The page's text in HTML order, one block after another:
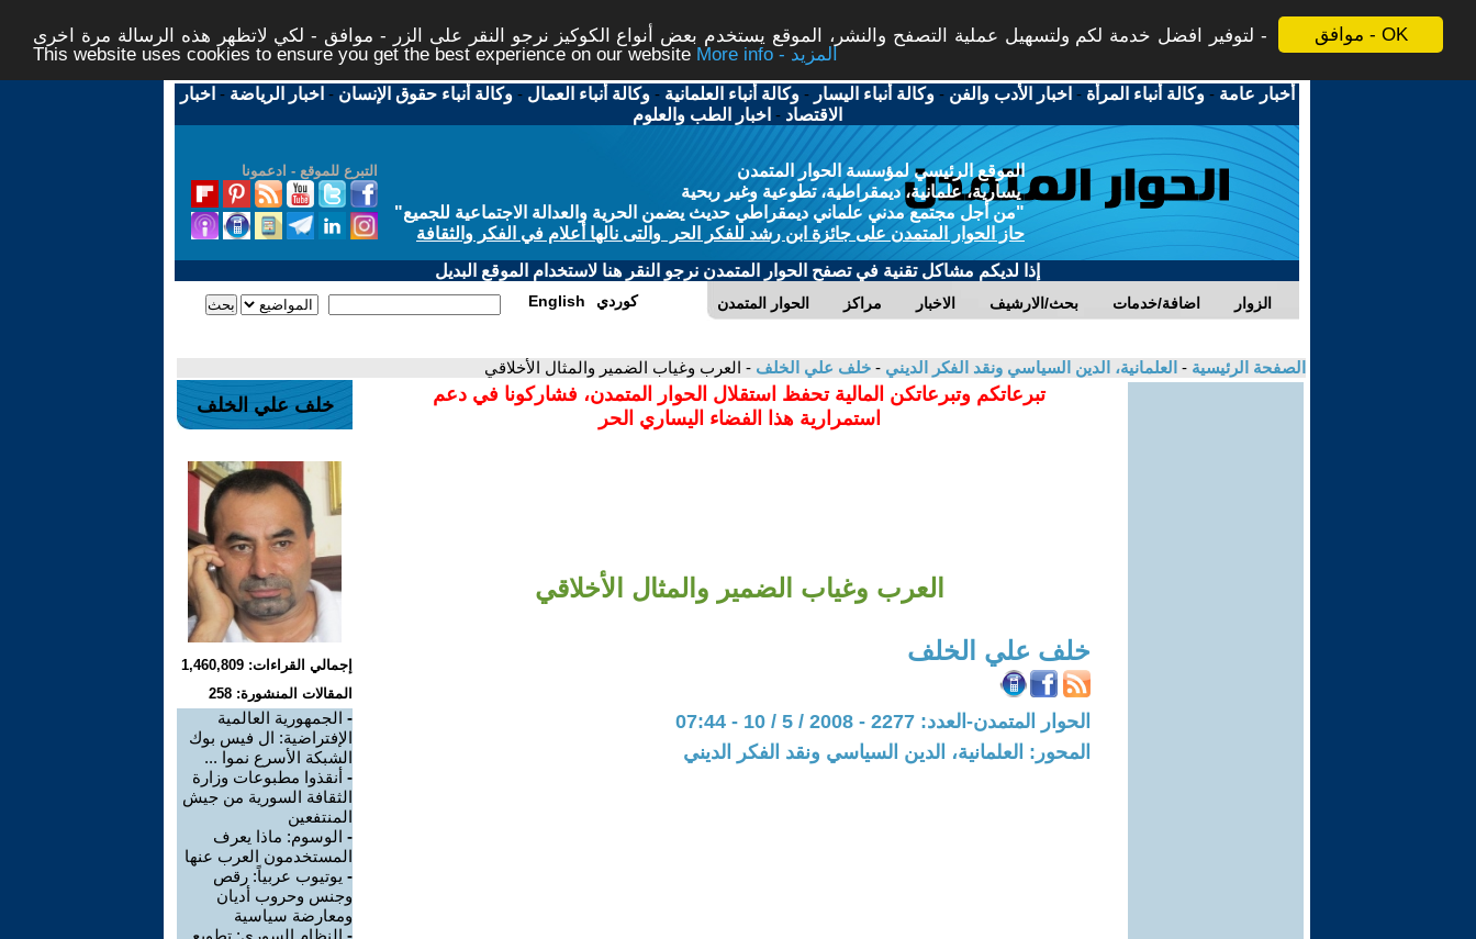
موافق - OK
لتوفير افضل خدمة لكم ولتسهيل عملية التصفح والنشر، الموقع يستخدم بعض أنواع الكوكيز نرجو النقر على الزر - موافق - لكي لاتظهر هذه الرسالة مرة اخرى -
This website uses cookies to ensure you get the best experience on our website
More info - المزيد
أخبار عامة -وكالة أنباء المرأة - اخبار الأدب والفن -وكالة أنباء اليسار -وكالة أنباء العلمانية -وكالة أنباء العمال -وكالة أنباء حقوق الإنسان - اخبار الرياضة - اخبار
الاقتصاد - اخبار الطب والعلوم
التبرع للموقع - ادعمونا
الموقع الرئيسي لمؤسسة الحوار المتمدن
يسارية، علمانية، ديمقراطية، تطوعية وغير ربحية
"من أجل مجتمع مدني علماني ديمقراطي حديث يضمن الحرية والعدالة الاجتماعية للجميع"
حاز الحوار المتمدن على جائزة ابن رشد للفكر الحر والتى نالها أعلام في الفكر والثقافة
إذا لديكم مشاكل تقنية في تصفح الحوار المتمدن نرجو النقر هنا لاستخدام الموقع البديل
الحوار المتمدن مراكز الاخبار بحث/الارشيف اضافة/خدمات الزوار English كوردي
الصفحة الرئيسية - العلمانية، الدين السياسي ونقد الفكر الديني - خلف علي الخلف - العرب وغياب الضمير والمثال الأخلاقي
تبرعاتكم وتبرعاتكن المالية تحفظ استقلال الحوار المتمدن، فشاركونا في دعم
استمرارية هذا الفضاء اليساري الحر
العرب وغياب الضمير والمثال الأخلاقي
خلف علي الخلف
الحوار المتمدن-العدد: 2277 - 2008 / 5 / 10 - 07:44
المحور: العلمانية، الدين السياسي ونقد الفكر الديني
خلف علي الخلف
إجمالي القراءات: 1,460,809
المقالات المنشورة: 258
- الجمهورية العالمية
الإفتراضية: ال فيس بوك
الشبكة الأسرع نموا ...
- أنقذوا مطبوعات وزارة
الثقافة السورية من جيش
المنتفعين
- الوسوم: ماذا يعرف
المستخدمون العرب عنها
- يوتيوب عربياً: رقص
وجنس وحروب أديان
ومعارضة سياسية
- النظام السوري: تطويع